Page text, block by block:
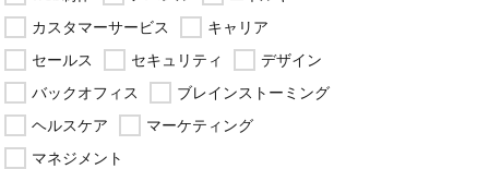
カスタマーサービス
キャリア
セールス
セキュリティ
デザイン
バックオフィス
ブレインストーミング
ヘルスケア
マーケティング
マネジメント